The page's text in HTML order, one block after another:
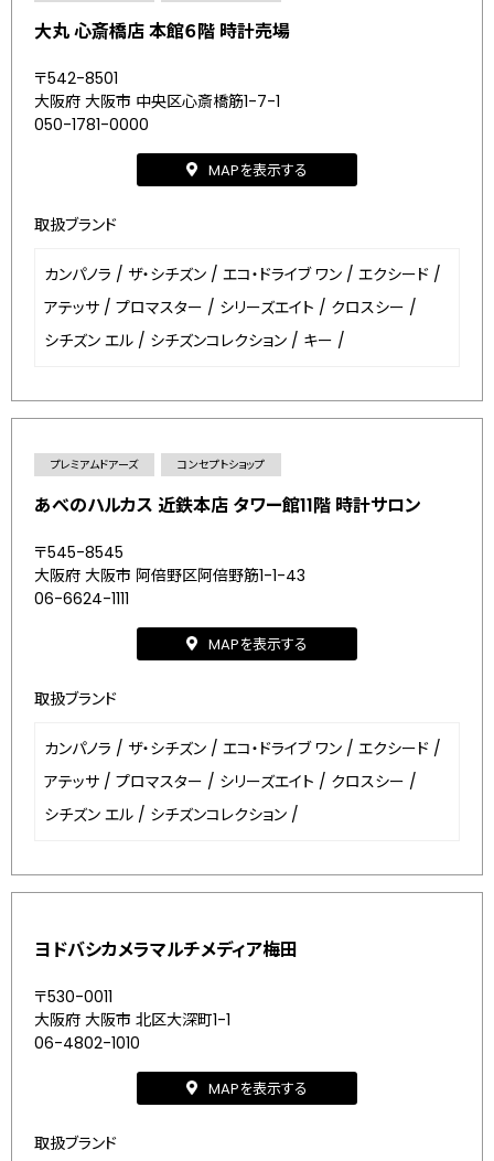
大丸 心斎橋店 本館６階 時計売場
〒542-8501
大阪府 大阪市 中央区心斎橋筋1-7-1
050-1781-0000
MAPを表示する
取扱ブランド
カンパノラ / ザ・シチズン / エコ・ドライブ ワン / エクシード /
アテッサ / プロマスター / シリーズエイト / クロスシー /
シチズン エル / シチズンコレクション / キー /
プレミアムドアーズ コンセプトショップ
あべのハルカス 近鉄本店 タワー館11階 時計サロン
〒545-8545
大阪府 大阪市 阿倍野区阿倍野筋1-1-43
06-6624-1111
MAPを表示する
取扱ブランド
カンパノラ / ザ・シチズン / エコ・ドライブ ワン / エクシード /
アテッサ / プロマスター / シリーズエイト / クロスシー /
シチズン エル / シチズンコレクション /
ヨドバシカメラマルチメディア梅田
〒530-0011
大阪府 大阪市 北区大深町1-1
06-4802-1010
MAPを表示する
取扱ブランド